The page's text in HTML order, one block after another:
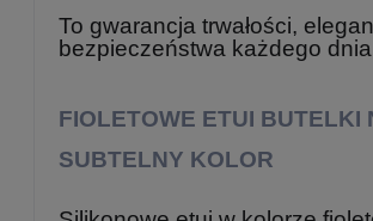
To gwarancja trwałości,
bezpieczeństwa każdego
FIOLETOWE ETUI BUTELKI
SUBTELNY KOLOR